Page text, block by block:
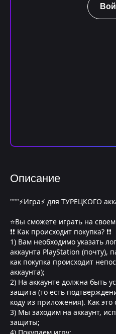
Описание
"""⚡Игра⚡ для ТУРЕЦКОГО
⭐Вы сможете играть на
❗❗ Как происходит покупка? ❗❗
1) Вам необходимо указать
аккаунта PlayStation (почту),
как покупка происходит
аккаунта);
2) На аккаунте должна быть
защита (то есть
коду из приложения). Как
3) Мы заходим на аккаунт,
защиты;